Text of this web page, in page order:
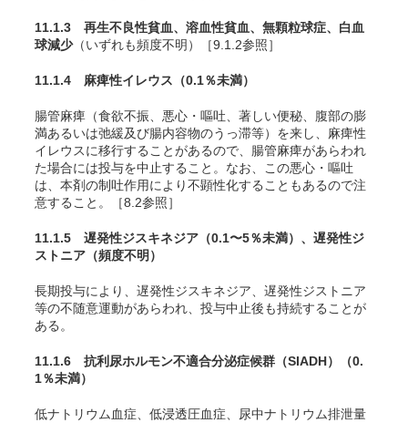
11.1.3 再生不良性貧血、溶血性貧血、無顆粒球症、白血
球減少（いずれも頻度不明）［9.1.2参照］
11.1.4 麻痺性イレウス （0.1％未満）
腸管麻痺（食欲不振、悪心・嘔吐、著しい便秘、腹部の膨
満あるいは弛緩及び腸内容物のうっ滞等）を来し、麻痺性
イレウスに移行することがあるので、腸管麻痺があらわれ
た場合には投与を中止すること。なお、この悪心・嘔吐
は、本剤の制吐作用により不顕性化することもあるので注
意すること。［8.2参照］
11.1.5 遅発性ジスキネジア （0.1〜5％未満） 、遅発性ジ
ストニア （頻度不明）
長期投与により、遅発性ジスキネジア、遅発性ジストニア
等の不随意運動があらわれ、投与中止後も持続することが
ある。
11.1.6 抗利尿ホルモン不適合分泌症候群（SIADH）
（0.
1％未満）
低ナトリウム血症、低浸透圧血症、尿中ナトリウム排泄量